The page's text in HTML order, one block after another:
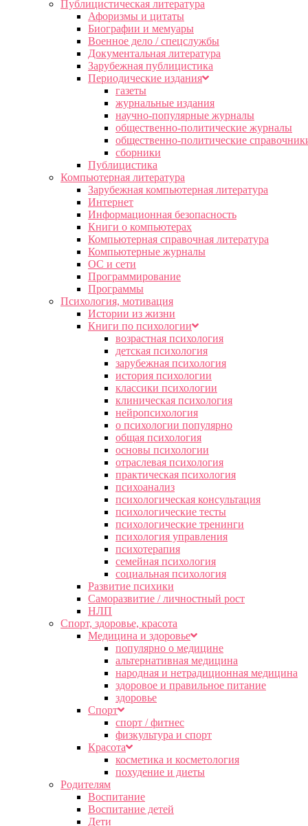
Публицистическая литература
Афоризмы и цитаты
Биографии и мемуары
Военное дело / спецслужбы
Документальная литература
Зарубежная публицистика
Периодические издания
газеты
журнальные издания
научно-популярные журналы
общественно-политические журналы
общественно-политические
сборники
Публицистика
Компьютерная литература
Зарубежная компьютерная литература
Интернет
Информационная безопасность
Книги о компьютерах
Компьютерная справочная литература
Компьютерные журналы
ОС и сети
Программирование
Программы
Психология, мотивация
Истории из жизни
Книги по психологии
возрастная психология
детская психология
зарубежная психология
история психологии
классики психологии
клиническая психология
нейропсихология
о психологии популярно
общая психология
основы психологии
отраслевая психология
практическая психология
психоанализ
психологическая консультация
психологические тесты
психологические тренинги
психология управления
психотерапия
семейная психология
социальная психология
Развитие психики
Саморазвитие / личностный рост
НЛП
Спорт, здоровье, красота
Медицина и здоровье
популярно о медицине
альтернативная медицина
народная и нетрадиционная медицина
здоровое и правильное питание
здоровье
Спорт
спорт / фитнес
физкультура и спорт
Красота
косметика и косметология
похудение и диеты
Родителям
Воспитание
Воспитание детей
Дети